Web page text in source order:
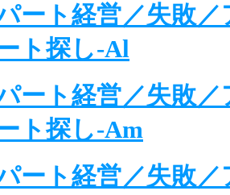
ート経営／失敗／
ト探し-Al
ート経営／失敗／
ト探し-Am
ート経営／失敗／